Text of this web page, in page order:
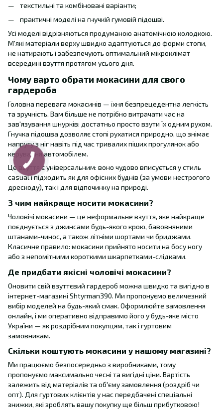
текстильні та комбіновані варіанти;
практичні моделі на гнучкій гумовій підошві.
Усі моделі відрізняються продуманою анатомічною колодкою.
М'які матеріали верху швидко адаптуються до форми стопи,
не натирають і забезпечують оптимальний мікроклімат
всередині взуття протягом усього дня.
Чому варто обрати мокасини для свого
гардероба
Головна перевага мокасинів — їхня безпрецедентна легкість
та зручність. Вам більше не потрібно витрачати час на
зав'язування шнурків: достатньо просто взути їх одним рухом.
Гнучка підошва дозволяє стопі рухатися природно, що знімає
напругу з ніг навіть під час тривалих піших прогулянок або
керування автомобілем.
Це взуття є універсальним: воно чудово вписується у стиль
casual і підходить як для офісних буднів (за умови нестрогого
дрескоду), так і для відпочинку на природі.
З чим найкраще носити мокасини?
Чоловічі мокасини — це неформальне взуття, яке найкраще
поєднується з джинсами будь-якого крою, бавовняними
штанами-чинос, а також літніми шортами чи бриджами.
Класичне правило: мокасини прийнято носити на босу ногу
або з непомітними короткими шкарпетками-слідками.
Де придбати якісні чоловічі мокасини?
Оновити свій взуттєвий гардероб можна швидко та вигідно в
інтернет-магазині Shtyrman390. Ми пропонуємо величезний
вибір моделей на будь-який смак. Оформлюйте замовлення
онлайн, і ми оперативно відправимо його у будь-яке місто
України — як роздрібним покупцям, так і гуртовим
замовникам.
Скільки коштують мокасини у нашому магазині?
Ми працюємо безпосередньо з виробниками, тому
пропонуємо максимально чесні та вигідні ціни. Вартість
залежить від матеріалів та об'єму замовлення (роздріб чи
опт). Для гуртових клієнтів у нас передбачені спеціальні
знижки, які зроблять вашу покупку ще більш прибутковою!